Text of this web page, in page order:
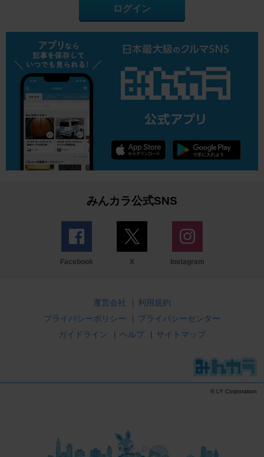
ログイン
みんカラ公式SNS
Facebook X Instagram
運営会社 | 利用規約
プライバシーポリシー
| プライバシーセンター
ガイドライン
| ヘルプ | サイトマップ
© LY Corporation